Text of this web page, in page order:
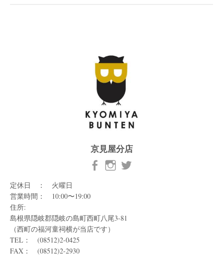
京見屋分店
定休日 ： 火曜日
営業時間： 10:00〜19:00
住所:
島根県隠岐郡隠岐の島町西町八尾3-81
（西町の福河童祠横が当店です）
TEL： (08512)2-0425
FAX： (08512)2-2930